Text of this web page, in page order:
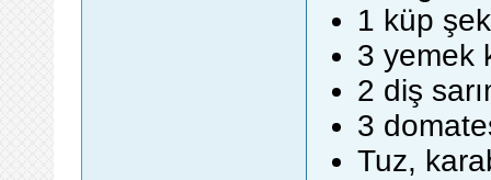
1 küp
3 yemek
2 diş
3
Tuz,